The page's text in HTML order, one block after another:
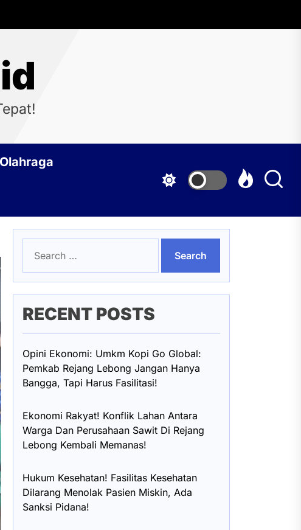
Olahraga
for:
RECENT POSTS
Opini Ekonomi: Umkm Kopi Go Global:
Pemkab Rejang Lebong Jangan Hanya
Bangga, Tapi Harus Fasilitasi!
Ekonomi Rakyat! Konflik Lahan Antara
Warga Dan Perusahaan Sawit Di Rejang
Lebong Kembali Memanas!
Hukum Kesehatan! Fasilitas Kesehatan
Dilarang Menolak Pasien Miskin, Ada
Sanksi Pidana!